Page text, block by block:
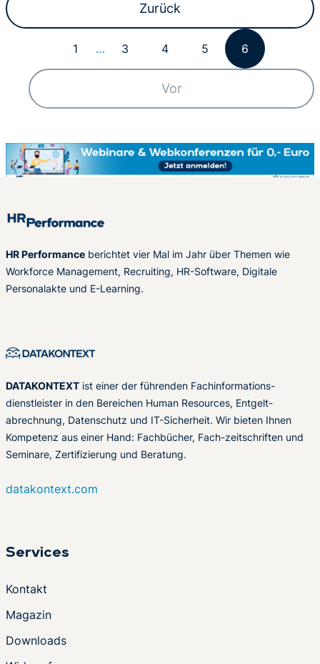
Zurück
1 … 3 4 5 6
Vor
HR Performance berichtet vier Mal im Jahr über Themen wie
Workforce Management, Recruiting, HR-Software, Digitale
Personalakte und E-Learning.
DATAKONTEXT ist einer der führenden Fachinformations-
dienstleister in den Bereichen Human Resources, Entgelt-
abrechnung, Datenschutz und IT-Sicherheit. Wir bieten Ihnen
Kompetenz aus einer Hand: Fachbücher, Fach-zeitschriften und
Seminare, Zertifizierung und Beratung.
datakontext.com
Services
Kontakt
Magazin
Downloads